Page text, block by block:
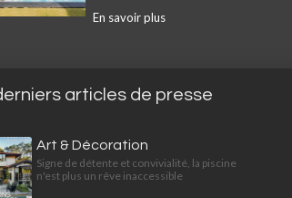
En savoir plus
articles de presse
Art & Décoration
Signe de détente et convivialité, la piscine
n'est plus un rêve inaccessible